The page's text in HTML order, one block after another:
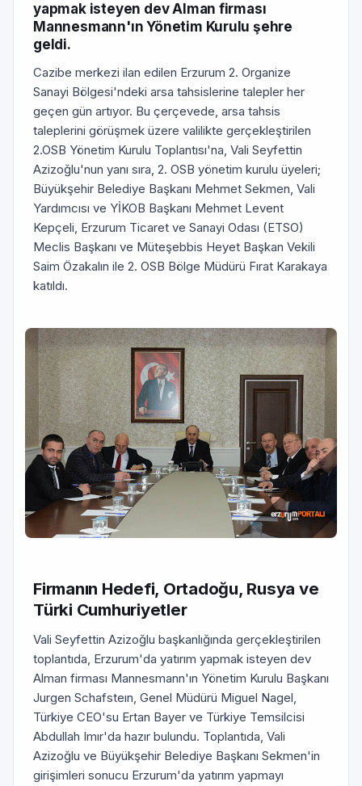
yapmak isteyen dev Alman firması
Mannesmann'ın Yönetim Kurulu şehre
geldi.
Cazibe merkezi ilan edilen Erzurum 2. Organize
Sanayi Bölgesi'ndeki arsa tahsislerine talepler her
geçen gün artıyor. Bu çerçevede, arsa tahsis
taleplerini görüşmek üzere valilikte gerçekleştirilen
2.OSB Yönetim Kurulu Toplantısı'na, Vali Seyfettin
Azizoğlu'nun yanı sıra, 2. OSB yönetim kurulu üyeleri;
Büyükşehir Belediye Başkanı Mehmet Sekmen, Vali
Yardımcısı ve YİKOB Başkanı Mehmet Levent
Kepçeli, Erzurum Ticaret ve Sanayi Odası (ETSO)
Meclis Başkanı ve Müteşebbis Heyet Başkan Vekili
Saim Özakalın ile 2. OSB Bölge Müdürü Fırat Karakaya
katıldı.
Firmanın Hedefi, Ortadoğu, Rusya ve
Türki Cumhuriyetler
Vali Seyfettin Azizoğlu başkanlığında gerçekleştirilen
toplantıda, Erzurum'da yatırım yapmak isteyen dev
Alman firması Mannesmann'ın Yönetim Kurulu Başkanı
Jurgen Schafsteın, Genel Müdürü Miguel Nagel,
Türkiye CEO'su Ertan Bayer ve Türkiye Temsilcisi
Abdullah Imır'da hazır bulundu. Toplantıda, Vali
Azizoğlu ve Büyükşehir Belediye Başkanı Sekmen'in
girişimleri sonucu Erzurum'da yatırım yapmayı